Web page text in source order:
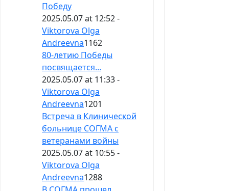
Победу
2025.05.07 at 12:52 -
Viktorova Olga
Andreevna1162
80-летию Победы
посвящается...
2025.05.07 at 11:33 -
Viktorova Olga
Andreevna1201
Встреча в Клинической
больнице СОГМА с
ветеранами войны
2025.05.07 at 10:55 -
Viktorova Olga
Andreevna1288